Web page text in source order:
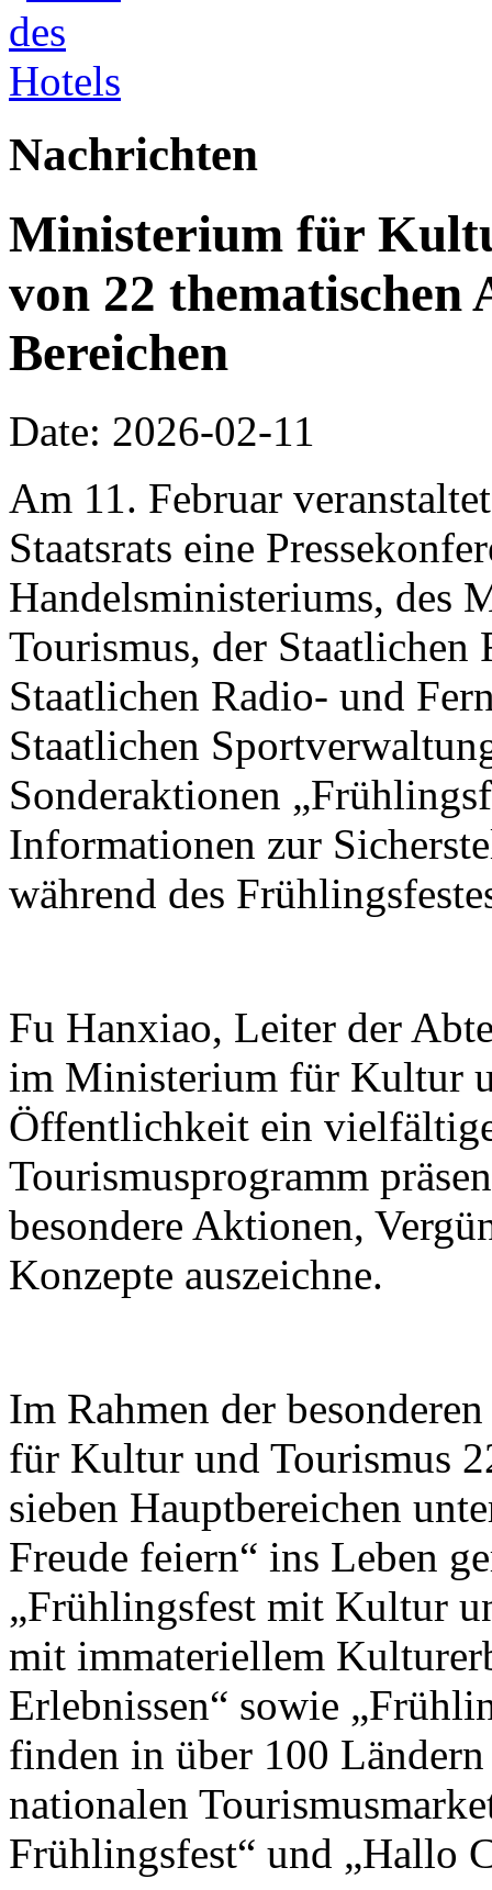
Nachrichten
Ministerium für
von 22
Bereichen
Date: 2026-02-11
Am 11. Februar
Staatsrats eine
Handelsministeriums, des
Tourismus, der Staatlichen
Staatlichen Radio- und
Staatlichen
Sonderaktionen
Informationen zur
während des
Fu Hanxiao, Leiter der
im Ministerium für Kultur
Öffentlichkeit ein
Tourismusprogramm
besondere Aktionen,
Konzepte auszeichne.
Im Rahmen der
für Kultur und Tourismus
sieben Hauptbereichen
Freude feiern“ ins Leben
„Frühlingsfest mit Kultur
mit immateriellem
Erlebnissen“ sowie
finden in über 100
nationalen
Frühlingsfest“ und „Hallo